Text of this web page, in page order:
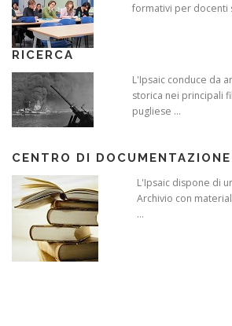
formativi per docenti
RICERCA
L'Ipsaic conduce da
storica nei principali
pugliese ...
CENTRO DI DOCUMENTAZIONE
L'Ipsaic dispone di
Archivio con
...